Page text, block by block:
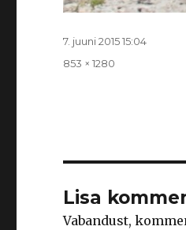
Postitatud
7. juuni 2015 15:04
Täissuurus
853 × 1280
Lisa
Vabandust,